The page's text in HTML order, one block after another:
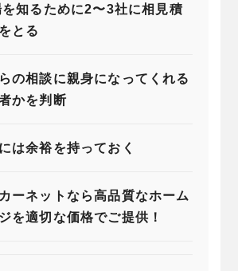
を知るために2〜3社に相見積
とる
の相談に親身になってくれる
かを判断
は余裕を持っておく
ーネットなら高品質なホーム
を適切な価格でご提供！